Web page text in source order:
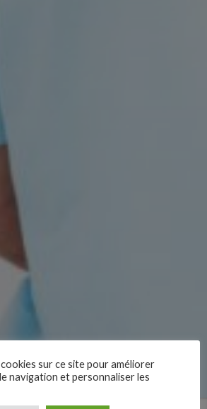
sur ce site pour améliorer
navigation et personnaliser les